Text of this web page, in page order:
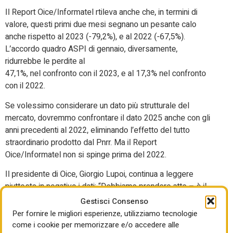
Gestisci Consenso
Per fornire le migliori esperienze, utilizziamo tecnologie
come i cookie per memorizzare e/o accedere alle
Il Report Oice/Informatel rtileva anche che, in termini di
valore, questi primi due mesi segnano un pesante calo
anche rispetto al 2023 (-79,2%), e al 2022 (-67,5%).
L’accordo quadro ASPI di gennaio, diversamente,
ridurrebbe le perdite al
47,1%, nel confronto con il 2023, e al 17,3% nel confronto
con il 2022.
Se volessimo considerare un dato più strutturale del
mercato, dovremmo confrontare il dato 2025 anche con gli
anni precedenti al 2022, eliminando l’effetto del tutto
straordinario prodotto dal Pnrr. Ma il Report
Oice/Informatel non si spinge prima del 2022.
Il presidente di Oice, Giorgio Lupoi, continua a leggere
piuttosto in negativo i dati: “Dobbiamo prendere atto – è il
suo commento – che ormai l’esaurirsi della spinta del
PNRR ha di fatto riportato la domanda pubblica al livello di
6 anni fa. Come sempre siamo i primi a toccare con mano